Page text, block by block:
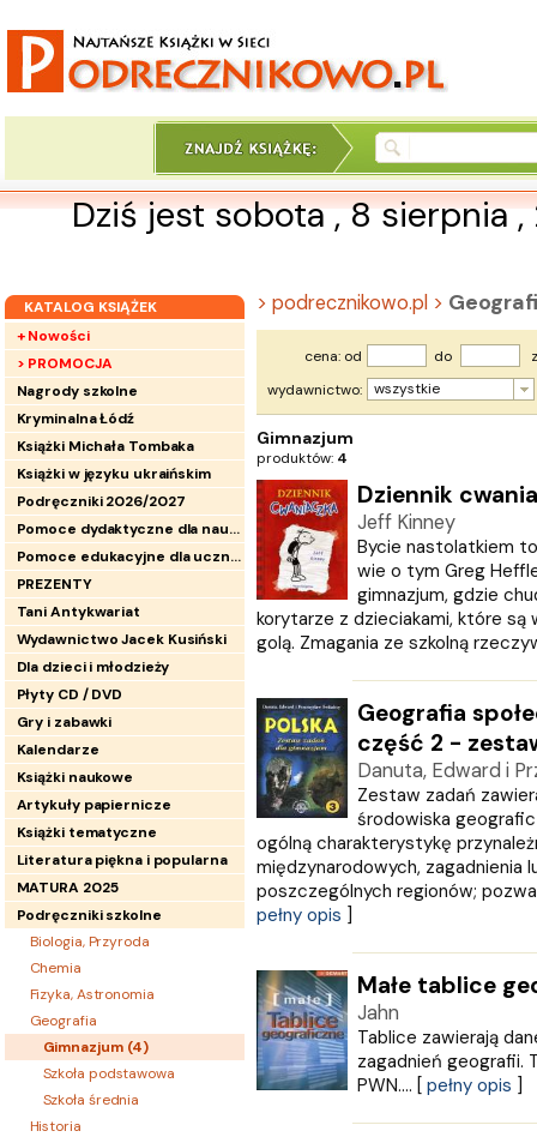
Dziś jest sobota , 8 sierpnia
KATALOG KSIĄŻEK
+ Nowości
> PROMOCJA
Nagrody szkolne
Kryminalna Łódź
Książki Michała Tombaka
Książki w języku ukraińskim
Podręczniki 2026/2027
Pomoce dydaktyczne dla nauczycieli
Pomoce edukacyjne dla uczniów
PREZENTY
Tani Antykwariat
Wydawnictwo Jacek Kusiński
Dla dzieci i młodzieży
Płyty CD / DVD
Gry i zabawki
Kalendarze
Książki naukowe
Artykuły papiernicze
Książki tematyczne
Literatura piękna i popularna
MATURA 2025
Podręczniki szkolne
Biologia, Przyroda
Chemia
Fizyka, Astronomia
Geografia
Gimnazjum (4)
Szkoła podstawowa
Szkoła średnia
Historia
> podrecznikowo.pl >
cena: od do
wydawnictwo:
wszystkie
Gimnazjum
produktów: 4
Dziennik
Jeff Kinney
Bycie nastolatkiem
wie o tym Greg
gimnazjum, gdzie
korytarze z dzieciakami, które są
golą. Zmagania ze szkolną
Geografia
część 2 -
Danuta, Edward i
Zestaw zadań
środowiska
ogólną charakterystykę
międzynarodowych, zagadnienia
poszczególnych regionów;
pełny opis ]
Małe tablice
Jahn
Tablice zawierają
zagadnień geografii.
PWN.... [ pełny opis ]